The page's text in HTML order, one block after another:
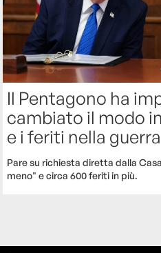
Il Pentagono ha
cambiato il modo
e i feriti nella
Pare su richiesta diretta dalla
meno" e circa 600 feriti in più.